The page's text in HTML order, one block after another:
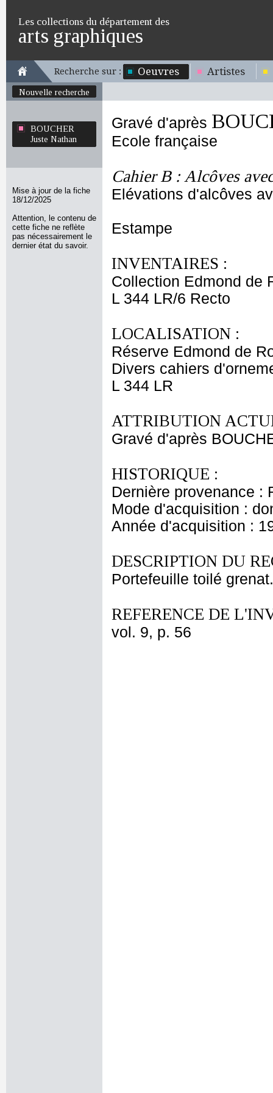
Les collections du département des
arts graphiques
Recherche sur : Oeuvres Artistes
Nouvelle recherche
BOUCHER
Juste Nathan
Mise à jour de la fiche
18/12/2025
Attention, le contenu de
cette fiche ne reflète
pas nécessairement le
dernier état du savoir.
Gravé d'après
Ecole française
Cahier B : Alcôves
Elévations d'alcôves
Estampe
INVENTAIRES :
Collection Edmond de
L 344 LR/6 Recto
LOCALISATION :
Réserve Edmond de
Divers cahiers
L 344 LR
ATTRIBUTION
Gravé d'après
HISTORIQUE :
Dernière provenance :
Mode d'acquisition :
Année d'acquisition :
DESCRIPTION DU
Portefeuille toilé grenat.
REFERENCE DE
vol. 9, p. 56